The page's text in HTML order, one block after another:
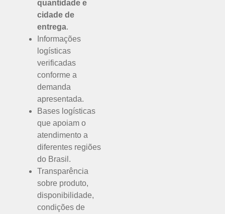
quantidade e
cidade de
entrega.
Informações
logísticas
verificadas
conforme a
demanda
apresentada.
Bases logísticas
que apoiam o
atendimento a
diferentes regiões
do Brasil.
Transparência
sobre produto,
disponibilidade,
condições de